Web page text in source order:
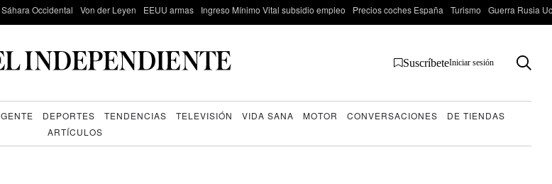
Sáhara Occidental Von der Leyen EEUU armas Ingreso Mínimo Vital subsidio empleo Precios coches España Turismo Guerra Rusia
SuscríbeteIniciar sesión
GENTE DEPORTES TENDENCIAS TELEVISIÓN VIDA SANA MOTOR CONVERSACIONES
DE TIENDAS
ARTÍCULOS